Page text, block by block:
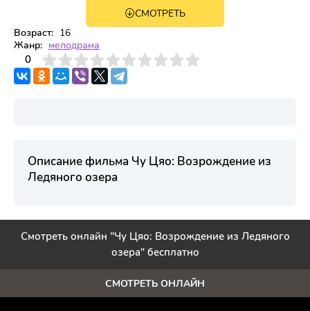
1 сезон 40 серияСМОТРЕТЬ
Возраст: 16
Жанр: мелодрама
0
4 6 7 8 9 10
Описание фильма Чу Цяо: Возрождение из
Ледяного озера
Смотреть онлайн "Чу Цяо: Возрождение из Ледяного
озера" бесплатно
СМОТРЕТЬ ОНЛАЙН